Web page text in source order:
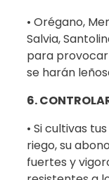
• Orégano,
Salvia,
para provocar
se harán
6.
• Si cultivas
riego, su
fuertes y